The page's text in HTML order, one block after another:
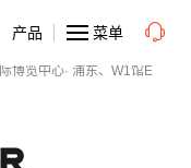
览中心· 浦东、W1馆E21 、
产品 菜单